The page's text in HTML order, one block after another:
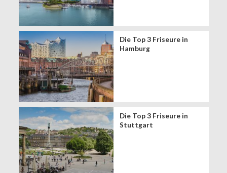
Die Top 3 Friseure in
Hamburg
Die Top 3 Friseure in
Stuttgart